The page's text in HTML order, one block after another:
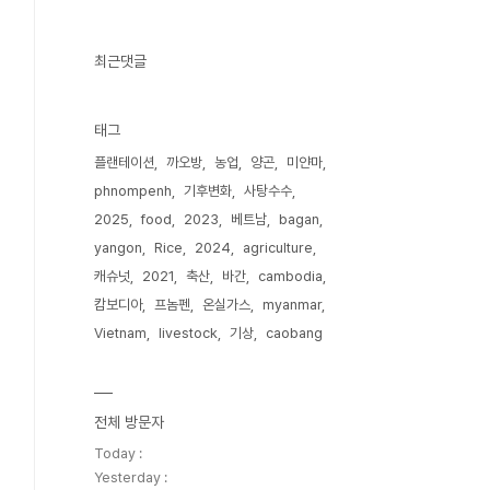
최근댓글
태그
플랜테이션 까오방 농업 양곤
미얀마
phnompenh
기후변화
사탕수수
2025
food 2023 베트남
bagan
yangon
Rice 2024
agriculture
캐슈넛
2021 축산 바간
cambodia
캄보디아
프놈펜 온실가스
myanmar
Vietnam
livestock 기상 caobang
전체 방문자
Today :
Yesterday :